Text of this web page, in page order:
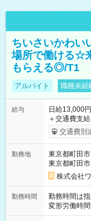
ちいさいかわい
場所で働ける☆
もらえる◎/T1
アルバイト 職種未経
給与
日給13,000
＋交通費支給 ★交通費全額支給！ ┗案件により規定あり ★日払
いOK！（規
ンビニATMから
交通費別
勤務地
東京都町田市
東京都町田
株式会社
勤務時間
勤務時間は
変形労働時間制 想
～21：00